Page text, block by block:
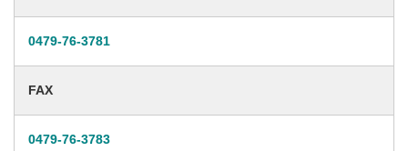
0479-76-3781
FAX
0479-76-3783